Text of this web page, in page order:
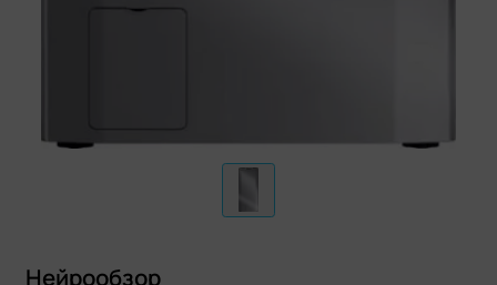
Нейрообзор